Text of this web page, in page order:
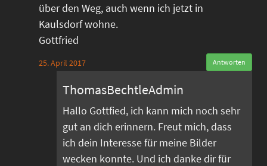
über den Weg, auch wenn ich jetzt in
Kaulsdorf wohne.
Gottfried
25. April 2017 Antworten
ThomasBechtleAdmin
Hallo Gottfied, ich kann mich noch sehr
gut an dich erinnern. Freut mich, dass
ich dein Interesse für meine Bilder
wecken konnte. Und ich danke dir für